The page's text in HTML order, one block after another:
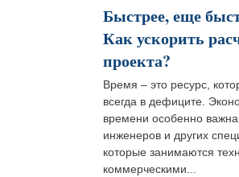
Быстрее, еще
Как ускорить
проекта?
Время – это ресурс,
всегда в дефиците.
времени особенно
инженеров и других
которые занимаются
коммерческими...